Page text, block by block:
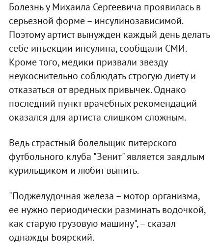
Болезнь у Михаила Сергеевича проявилась в
серьезной форме – инсулинозависимой.
Поэтому артист вынужден каждый день делать
себе инъекции инсулина, сообщали СМИ.
Кроме того, медики призвали звезду
неукоснительно соблюдать строгую диету и
отказаться от вредных привычек. Однако
последний пункт врачебных рекомендаций
оказался для артиста слишком сложным.
Ведь страстный болельщик питерского
футбольного клуба "Зенит" является заядлым
курильщиком и любит выпить.
"Поджелудочная железа – мотор организма,
ее нужно периодически разминать водочкой,
как старую грузовую машину", – сказал
однажды Боярский.